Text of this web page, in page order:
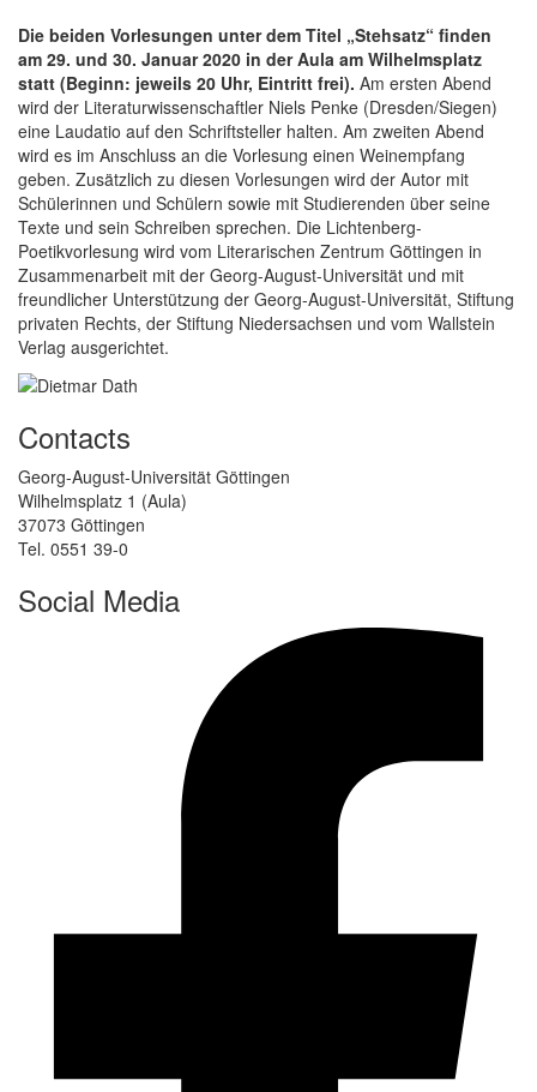
Die beiden Vorlesungen unter dem Titel „Stehsatz“ finden
am 29. und 30. Januar 2020 in der Aula am Wilhelmsplatz
statt (Beginn: jeweils 20 Uhr, Eintritt frei). Am ersten Abend
wird der Literaturwissenschaftler Niels Penke (Dresden/Siegen)
eine Laudatio auf den Schriftsteller halten. Am zweiten Abend
wird es im Anschluss an die Vorlesung einen Weinempfang
geben. Zusätzlich zu diesen Vorlesungen wird der Autor mit
Schülerinnen und Schülern sowie mit Studierenden über seine
Texte und sein Schreiben sprechen. Die Lichtenberg-
Poetikvorlesung wird vom Literarischen Zentrum Göttingen in
Zusammenarbeit mit der Georg-August-Universität und mit
freundlicher Unterstützung der Georg-August-Universität, Stiftung
privaten Rechts, der Stiftung Niedersachsen und vom Wallstein
Verlag ausgerichtet.
Contacts
Georg-August-Universität Göttingen
Wilhelmsplatz 1 (Aula)
37073 Göttingen
Tel. 0551 39-0
Social Media